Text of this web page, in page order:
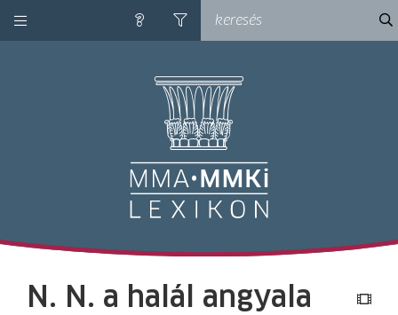
kategóriák
súgó szűrés
N. N. a halál angyala